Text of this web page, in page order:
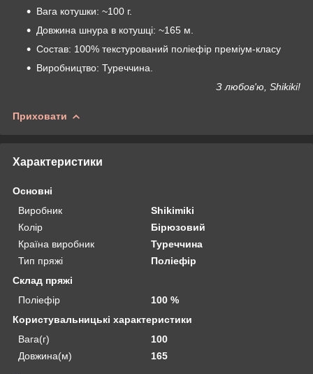
Вага котушки: ~100 г.
Довжина шнура в котушці: ~165 м.
Состав: 100% текстурований поліефір преміум-класу
Виробництво: Туреччина.
З любов'ю, Shikiki!
Приховати
Характеристики
Основні
Виробник
Shikimiki
Колір
Бірюзовий
Країна виробник
Туреччина
Тип пряжі
Поліефір
Склад пряжі
Поліефір
100 %
Користувальницькі характеристики
Вага(г)
100
Довжина(м)
165